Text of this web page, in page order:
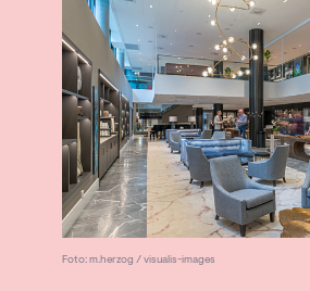
Foto: m.herzog / visualis-images